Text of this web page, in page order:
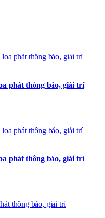
phát thông báo, giải trí
phát thông báo, giải trí